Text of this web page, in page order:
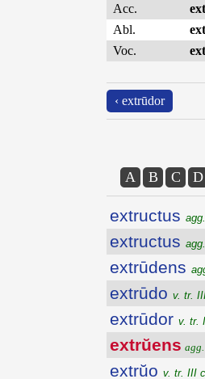
Acc.
Abl.
Voc.
‹ extrūdor
A B C D
extructus
extructus
extrūdens
extrūdo v. tr.
extrūdor v. tr.
extrŭens
extrŭo v. tr. III